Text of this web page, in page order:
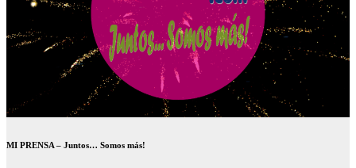
MI PRENSA – Juntos… Somos más!